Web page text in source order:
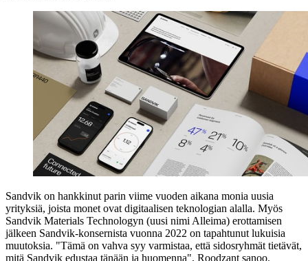
Sandvik on hankkinut parin viime vuoden aikana monia uusia
yrityksiä, joista monet ovat digitaalisen teknologian alalla. Myös
Sandvik Materials Technologyn (uusi nimi Alleima) erottamisen
jälkeen Sandvik-konsernista vuonna 2022 on tapahtunut lukuisia
muutoksia. "Tämä on vahva syy varmistaa, että sidosryhmät tietävät,
mitä Sandvik edustaa tänään ja huomenna", Roodzant sanoo.